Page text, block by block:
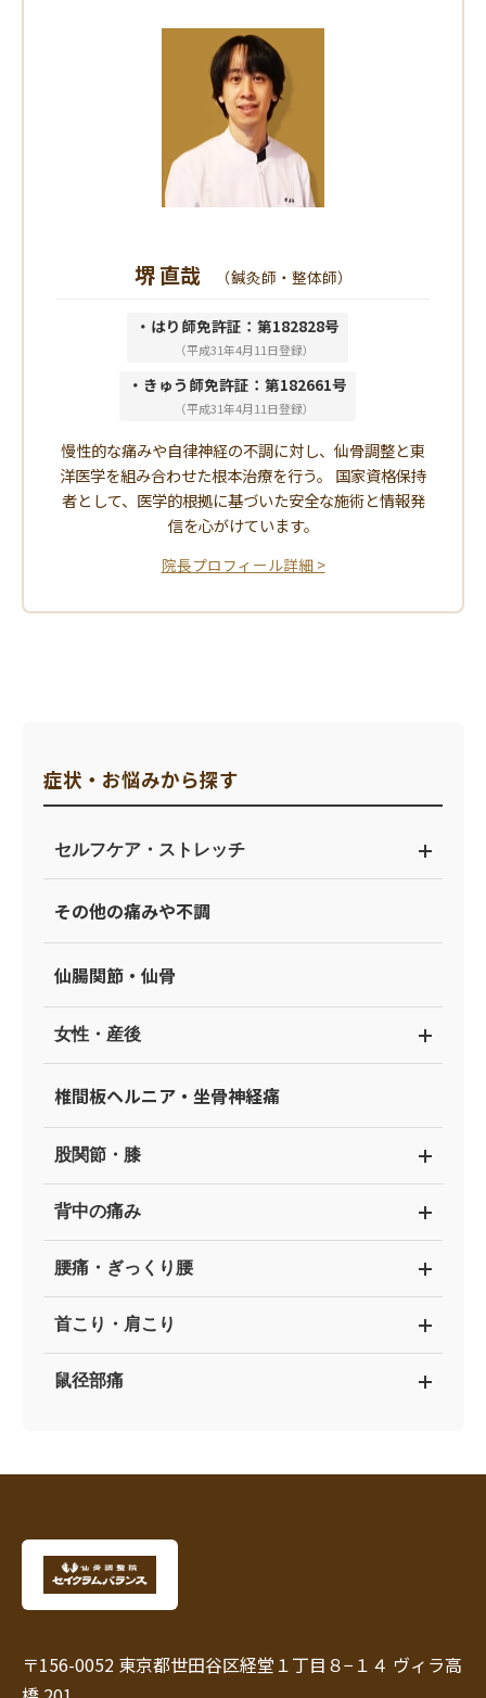
堺 直哉 （鍼灸師・整体師）
・はり師免許証：第182828号
（平成31年4月11日登録）
・きゅう師免許証：第182661号
（平成31年4月11日登録）
慢性的な痛みや自律神経の不調に対し、仙骨調整と東
洋医学を組み合わせた根本治療を行う。 国家資格保持
者として、医学的根拠に基づいた安全な施術と情報発
信を心がけています。
院長プロフィール詳細 >
症状・お悩みから探す
セルフケア・ストレッチ
その他の痛みや不調
仙腸関節・仙骨
女性・産後
椎間板ヘルニア・坐骨神経痛
股関節・膝
背中の痛み
腰痛・ぎっくり腰
首こり・肩こり
鼠径部痛
〒156-0052 東京都世田谷区経堂１丁目８−１４ ヴィラ高